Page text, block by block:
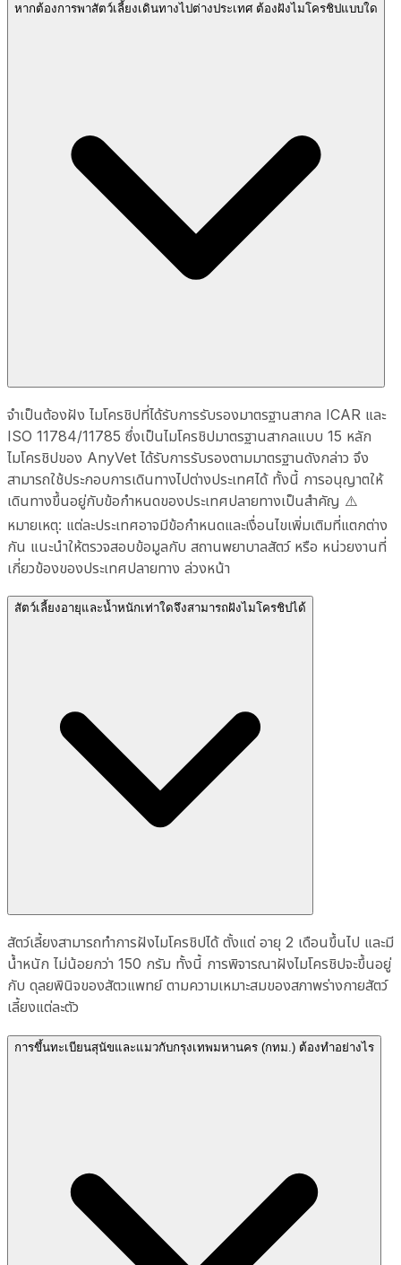
หากต้องการพาสัตว์เลี้ยงเดินทางไปต่างประเทศ ต้องฝังไมโครชิปแบบใด
จำเป็นต้องฝัง ไมโครชิปที่ได้รับการรับรองมาตรฐานสากล ICAR และ
ISO 11784/11785 ซึ่งเป็นไมโครชิปมาตรฐานสากลแบบ 15 หลัก
ไมโครชิปของ AnyVet ได้รับการรับรองตามมาตรฐานดังกล่าว จึง
สามารถใช้ประกอบการเดินทางไปต่างประเทศได้ ทั้งนี้ การอนุญาตให้
เดินทางขึ้นอยู่กับข้อกำหนดของประเทศปลายทางเป็นสำคัญ ⚠️
หมายเหตุ: แต่ละประเทศอาจมีข้อกำหนดและเงื่อนไขเพิ่มเติมที่แตกต่าง
กัน แนะนำให้ตรวจสอบข้อมูลกับ สถานพยาบาลสัตว์ หรือ หน่วยงานที่
เกี่ยวข้องของประเทศปลายทาง ล่วงหน้า
สัตว์เลี้ยงอายุและน้ำหนักเท่าใดจึงสามารถฝังไมโครชิปได้
สัตว์เลี้ยงสามารถทำการฝังไมโครชิปได้ ตั้งแต่ อายุ 2 เดือนขึ้นไป และมี
น้ำหนัก ไม่น้อยกว่า 150 กรัม ทั้งนี้ การพิจารณาฝังไมโครชิปจะขึ้นอยู่
กับ ดุลยพินิจของสัตวแพทย์ ตามความเหมาะสมของสภาพร่างกายสัตว์
เลี้ยงแต่ละตัว
การขึ้นทะเบียนสุนัขและแมวกับกรุงเทพมหานคร (กทม.) ต้องทำอย่างไร